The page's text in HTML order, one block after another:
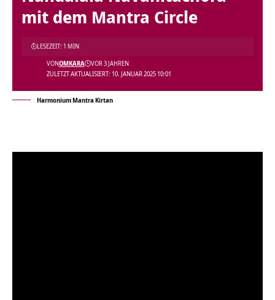
mit dem Mantra Circle
ZULETZT AKTUALISIERT: 10. JANUAR 2025 10:01
VONOMKARA VOR 3 JAHREN
LESEZEIT: 1 MIN
Harmonium Mantra Kirtan